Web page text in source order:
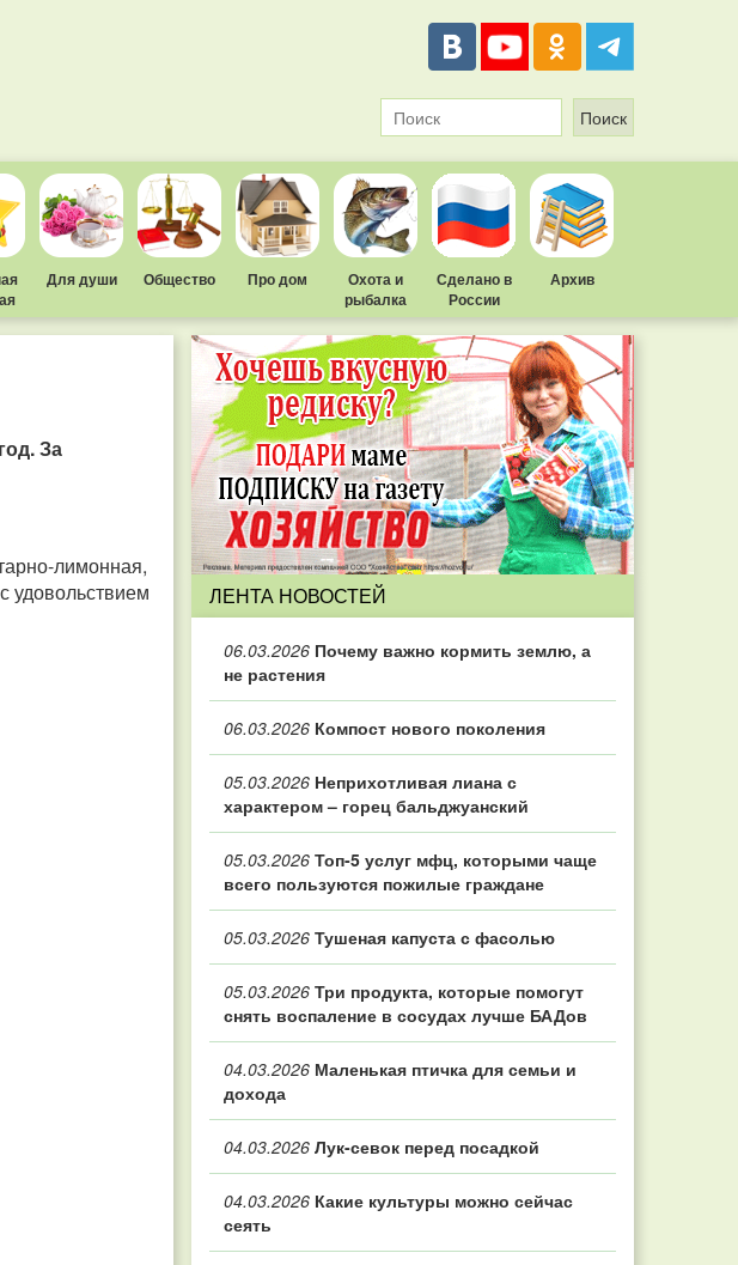
Для души Общество Про дом
Охота и
рыбалка
Сделано в
России
Архив
За
лимонная,
удовольствием
ЛЕНТА НОВОСТЕЙ
06.03.2026 Почему важно кормить землю, а
не растения
06.03.2026 Компост нового поколения
05.03.2026 Неприхотливая лиана с
характером – горец бальджуанский
05.03.2026 Топ‑5 услуг мфц, которыми чаще
всего пользуются пожилые граждане
05.03.2026 Тушеная капуста с фасолью
05.03.2026 Три продукта, которые помогут
снять воспаление в сосудах лучше БАДов
04.03.2026 Маленькая птичка для семьи и
дохода
04.03.2026 Лук-севок перед посадкой
04.03.2026 Какие культуры можно сейчас
сеять